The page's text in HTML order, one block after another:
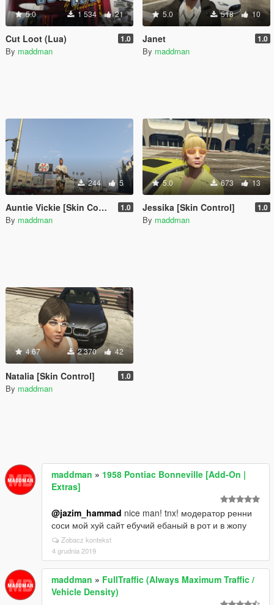
5.0 1 534 21
Cut Loot (Lua) 1.0
By maddman
5.0 518 10
Janet 1.0
By maddman
244 5
Auntie Vickie [Skin Control] 1.0
By maddman
5.0 673 13
Jessika [Skin Control] 1.0
By maddman
4.67 2 370 42
Natalia [Skin Control] 1.0
By maddman
maddman » 1958 Pontiac Bonneville [Add-On |
Extras]
@jazim_hammad nice man! tnx! модератор ренни
соси мой хуй сайт ебучий ебаный в рот и в жопу
Zobacz kontekst
4 grudnia 2019
maddman » FullTraffic (Always Maximum Traffic /
Vehicle Density)